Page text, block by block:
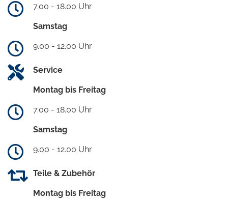
7.00 - 18.00 Uhr
Samstag
9.00 - 12.00 Uhr
Service
Montag bis Freitag
7.00 - 18.00 Uhr
Samstag
9.00 - 12.00 Uhr
Teile & Zubehör
Montag bis Freitag